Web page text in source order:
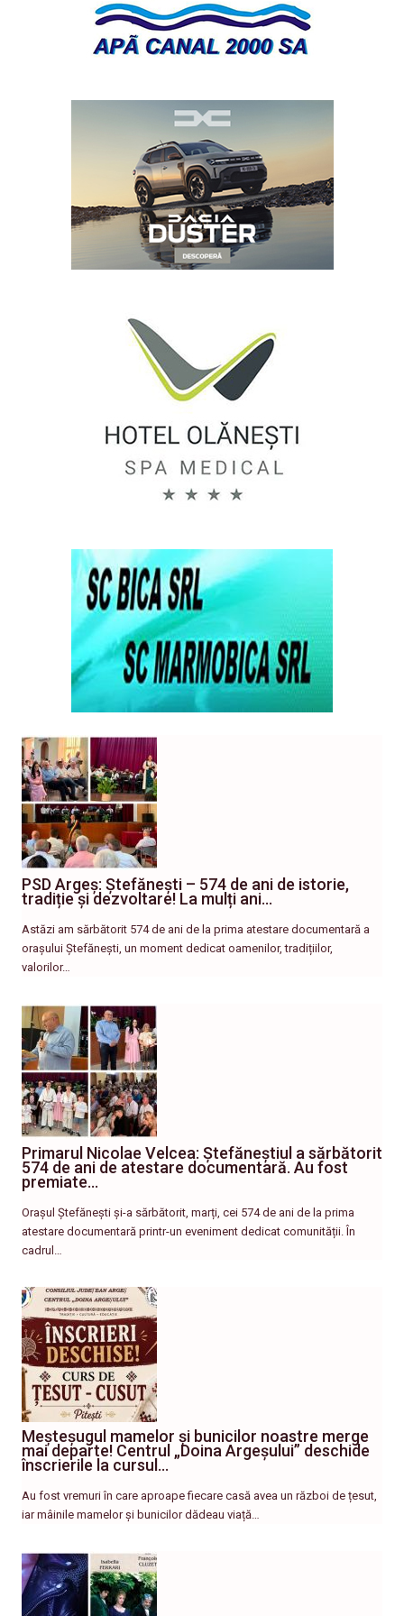
PSD Argeș: Ștefănești – 574 de ani de istorie,
tradiție și dezvoltare! La mulți ani…
Astăzi am sărbătorit 574 de ani de la prima atestare documentară a
orașului Ștefănești, un moment dedicat oamenilor, tradițiilor,
valorilor…
Primarul Nicolae Velcea: Ștefăneștiul a sărbătorit
574 de ani de atestare documentară. Au fost
premiate…
Orașul Ștefănești și-a sărbătorit, marți, cei 574 de ani de la prima
atestare documentară printr-un eveniment dedicat comunității. În
cadrul…
Meșteșugul mamelor și bunicilor noastre merge
mai departe! Centrul „Doina Argeșului” deschide
înscrierile la cursul…
Au fost vremuri în care aproape fiecare casă avea un război de țesut,
iar mâinile mamelor și bunicilor dădeau viață…